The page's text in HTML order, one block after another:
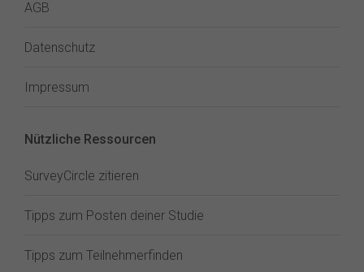
AGB
Datenschutz
Impressum
Nützliche Ressourcen
SurveyCircle zitieren
Tipps zum Posten deiner Studie
Tipps zum Teilnehmerfinden